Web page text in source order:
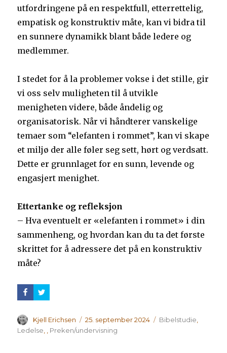
utfordringene på en respektfull, etterrettelig,
empatisk og konstruktiv måte, kan vi bidra til
en sunnere dynamikk blant både ledere og
medlemmer.
I stedet for å la problemer vokse i det stille, gir
vi oss selv muligheten til å utvikle
menigheten videre, både åndelig og
organisatorisk. Når vi håndterer vanskelige
temaer som “elefanten i rommet”, kan vi skape
et miljø der alle føler seg sett, hørt og verdsatt.
Dette er grunnlaget for en sunn, levende og
engasjert menighet.
Ettertanke og refleksjon
– Hva eventuelt er «elefanten i rommet» i din
sammenheng, og hvordan kan du ta det første
skrittet for å adressere det på en konstruktiv
måte?
Forfatter
Kjell Erichsen Publisert
25. september 2024 Kategorier
Bibelstudie
Ledelse
Preken/undervisning